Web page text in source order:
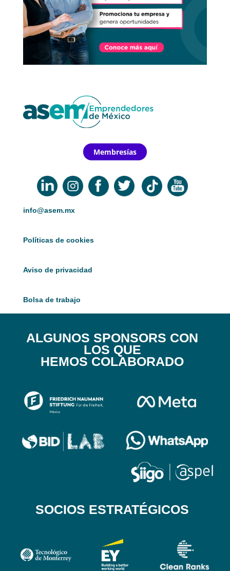
Membresías
info@asem.mx
Políticas de cookies
Aviso de privacidad
Bolsa de trabajo
ALGUNOS SPONSORS CON
LOS QUE
HEMOS COLABORADO
SOCIOS ESTRATÉGICOS